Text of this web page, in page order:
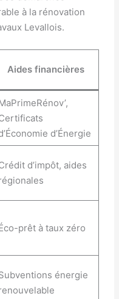
à la rénovation
Levallois.
Aides financières
d’Énergie
d’impôt, aides
prêt à taux zéro
énergie